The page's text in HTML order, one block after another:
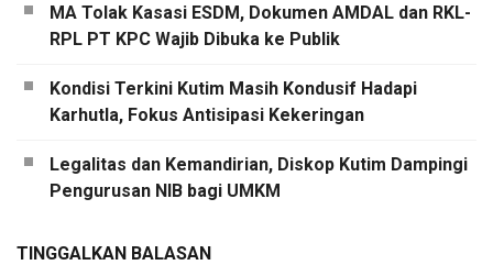
MA Tolak Kasasi ESDM, Dokumen AMDAL dan RKL-
RPL PT KPC Wajib Dibuka ke Publik
Kondisi Terkini Kutim Masih Kondusif Hadapi
Karhutla, Fokus Antisipasi Kekeringan
Legalitas dan Kemandirian, Diskop Kutim Dampingi
Pengurusan NIB bagi UMKM
TINGGALKAN BALASAN